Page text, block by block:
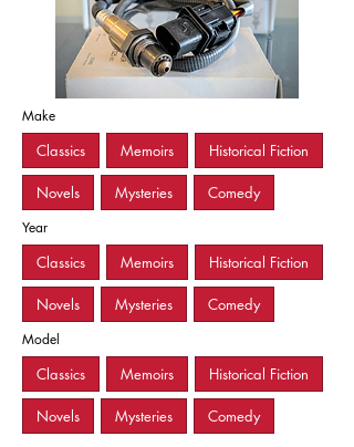
Make
Classics Memoirs Historical Fiction
Novels Mysteries Comedy
Year
Classics Memoirs Historical Fiction
Novels Mysteries Comedy
Model
Classics Memoirs Historical Fiction
Novels Mysteries Comedy